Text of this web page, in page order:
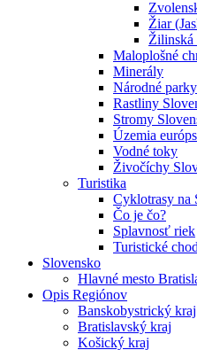
Žiar
Žilinská
Maloplošné
Minerály
Národné parky
Rastliny
Stromy
Územia
Vodné toky
Živočíchy
Turistika
Cyklotrasy na
Čo je čo?
Splavnosť riek
Turistické
Slovensko
Hlavné mesto
Opis Regiónov
Banskobystrický kraj
Bratislavský kraj
Košický kraj